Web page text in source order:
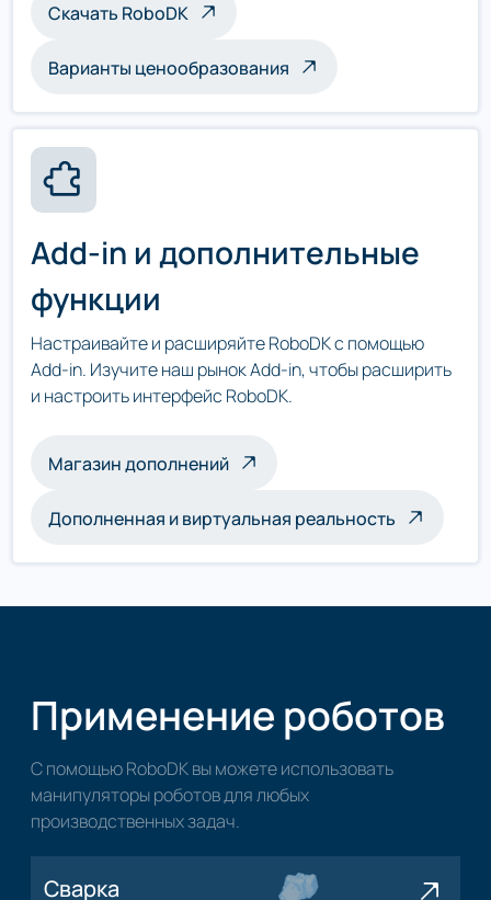
Скачать RoboDK
Варианты ценообразования
Add-in и дополнительные
функции
Настраивайте и расширяйте RoboDK с помощью
Add-in. Изучите наш рынок Add-in, чтобы расширить
и настроить интерфейс RoboDK.
Магазин дополнений
Дополненная и виртуальная реальность
Применение роботов
С помощью RoboDK вы можете использовать
манипуляторы роботов для любых
производственных задач.
Сварка